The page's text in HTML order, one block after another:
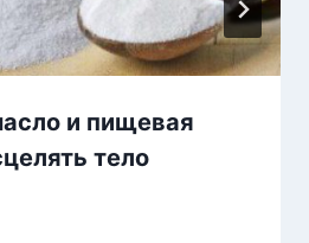
и пищевая
тело